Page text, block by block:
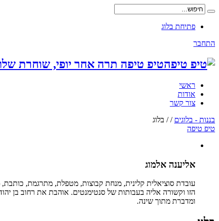
פתיחת בלוג
התחבר
טיפ טיפה תרה אחר יופי, שוחרת
ראשי
אודות
צור קשר
בננות - בלוגים /
/ בלוג
טיפ טיפה
אליענה אלמוג
עובדת סוציאלית קלינית, מנחת קבוצות, מטפלת, מתרגמת,
הזו וקשורה אליה בעבותות של סנטימנטים. אוהבת את רחוב בן
ומדברת מתוך שינה.